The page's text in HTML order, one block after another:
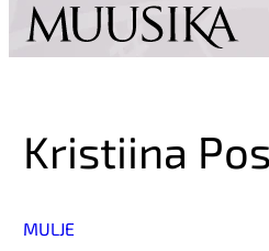
Kristiina
MULJE